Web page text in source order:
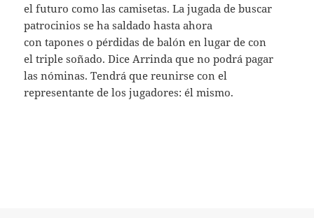
el futuro como las camisetas. La jugada de buscar
patrocinios se ha saldado hasta ahora
con tapones o pérdidas de balón en lugar de con
el triple soñado. Dice Arrinda que no podrá pagar
las nóminas. Tendrá que reunirse con el
representante de los jugadores: él mismo.